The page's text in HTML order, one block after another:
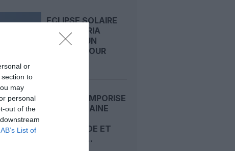
or
to
may
personal
out of the
List of
ECLIPSE SOLAIRE
2026 : IBERIA
AFFRÈTE UN
A321XLR POUR
INDIGO TEMPORISE
SA PROCHAINE
COMMANDE ET
MISE SUR...